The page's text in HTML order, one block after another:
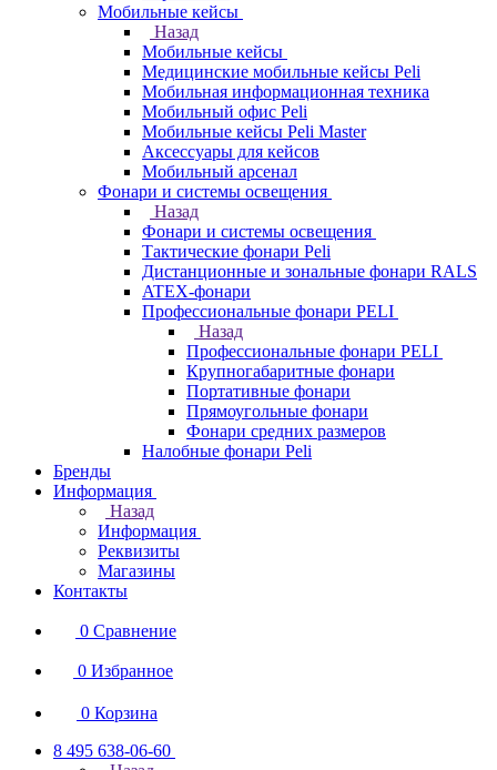
Мобильные кейсы
Назад
Мобильные кейсы
Медицинские мобильные кейсы Peli
Мобильная информационная техника
Мобильный офис Peli
Мобильные кейсы Peli Master
Аксессуары для кейсов
Мобильный арсенал
Фонари и системы освещения
Назад
Фонари и системы освещения
Тактические фонари Peli
Дистанционные и зональные фонари RALS
ATEX-фонари
Профессиональные фонари PELI
Назад
Профессиональные фонари PELI
Крупногабаритные фонари
Портативные фонари
Прямоугольные фонари
Фонари средних размеров
Налобные фонари Peli
Бренды
Информация
Назад
Информация
Реквизиты
Магазины
Контакты
0 Сравнение
0 Избранное
0 Корзина
8 495 638-06-60